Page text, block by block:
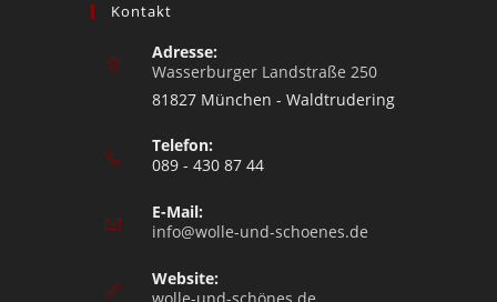
Kontakt
Adresse:
Wasserburger Landstraße 250
81827 München - Waldtrudering
Telefon:
089 - 430 87 44
E-Mail:
info@wolle-und-schoenes.de
Website: